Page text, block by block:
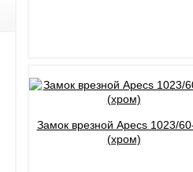
Замок врезной Apecs 1023/
(хром)